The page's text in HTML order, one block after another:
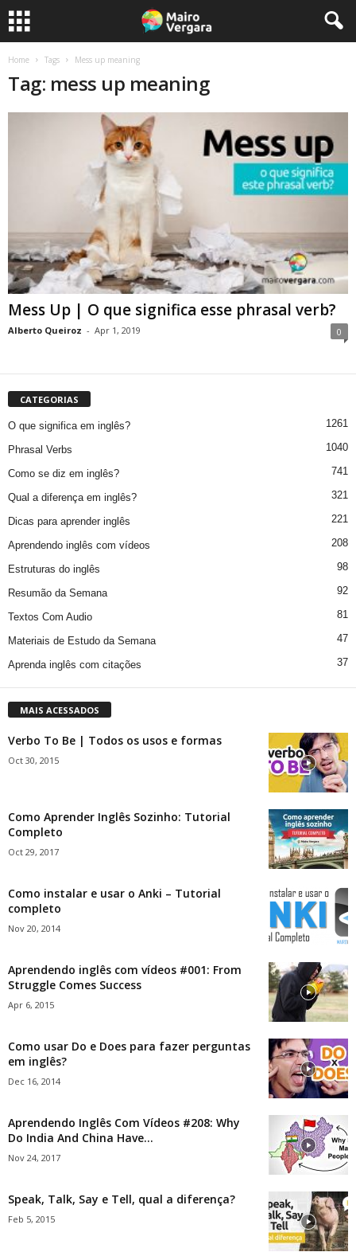
Home Tags Mess up meaning
Tag: mess up meaning
Mess Up | O que significa esse phrasal verb?
Alberto Queiroz - Apr 1, 2019 0
CATEGORIAS
O que significa em inglês? 1261
Phrasal Verbs 1040
Como se diz em inglês? 741
Qual a diferença em inglês? 321
Dicas para aprender inglês 221
Aprendendo inglês com vídeos 208
Estruturas do inglês 98
Resumão da Semana 92
Textos Com Audio 81
Materiais de Estudo da Semana 47
Aprenda inglês com citações 37
MAIS ACESSADOS
Verbo To Be | Todos os usos e formas
Oct 30, 2015
Como Aprender Inglês Sozinho: Tutorial
Completo
Oct 29, 2017
Como instalar e usar o Anki – Tutorial
completo
Nov 20, 2014
Aprendendo inglês com vídeos #001: From
Struggle Comes Success
Apr 6, 2015
Como usar Do e Does para fazer perguntas
em inglês?
Dec 16, 2014
Aprendendo Inglês Com Vídeos #208: Why
Do India And China Have...
Nov 24, 2017
Speak, Talk, Say e Tell, qual a diferença?
Feb 5, 2015